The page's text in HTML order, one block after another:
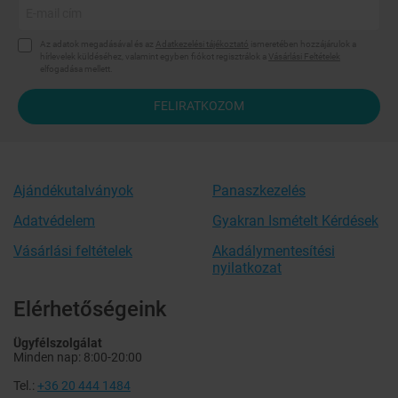
FELIRATKOZOM
Ajándékutalványok
Adatvédelem
Vásárlási feltételek
Panaszkezelés
Gyakran Ismételt Kérdések
Akadálymentesítési
nyilatkozat
Elérhetőségeink
Ügyfélszolgálat
Minden nap: 8:00-20:00
Tel.: +36 20 444 1484